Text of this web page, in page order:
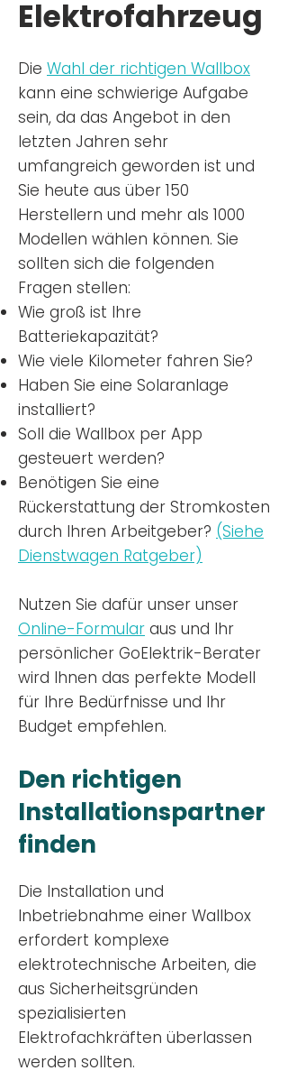
Elektrofahrzeug
Die Wahl der richtigen Wallbox
kann eine schwierige Aufgabe
sein, da das Angebot in den
letzten Jahren sehr
umfangreich geworden ist und
Sie heute aus über 150
Herstellern und mehr als 1000
Modellen wählen können. Sie
sollten sich die folgenden
Fragen stellen:
Wie groß ist Ihre
Batteriekapazität?
Wie viele Kilometer fahren Sie?
Haben Sie eine Solaranlage
installiert?
Soll die Wallbox per App
gesteuert werden?
Benötigen Sie eine
Rückerstattung der Stromkosten
durch Ihren Arbeitgeber? (Siehe
Dienstwagen Ratgeber)
Nutzen Sie dafür unser unser
Online-Formular aus und Ihr
persönlicher GoElektrik-Berater
wird Ihnen das perfekte Modell
für Ihre Bedürfnisse und Ihr
Budget empfehlen.
Den richtigen
Installationspartner
finden
Die Installation und
Inbetriebnahme einer Wallbox
erfordert komplexe
elektrotechnische Arbeiten, die
aus Sicherheitsgründen
spezialisierten
Elektrofachkräften überlassen
werden sollten.